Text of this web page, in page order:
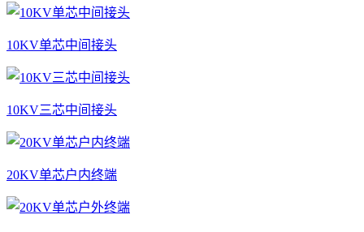
10KV单芯中间接头
10KV三芯中间接头
20KV单芯户内终端